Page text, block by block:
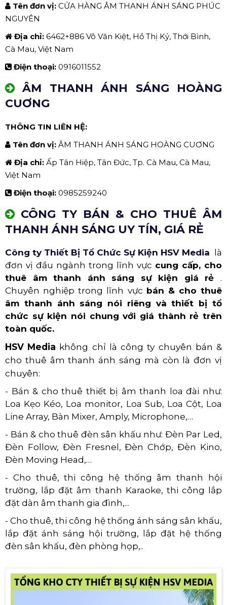
Tên đơn vị: CỬA HÀNG ÂM THANH ÁNH SÁNG PHÚC
NGUYÊN
Địa chỉ: 6462+886 Võ Văn Kiệt, Hồ Thị Kỷ, Thới Bình,
Cà Mau, Việt Nam
Điện thoại: 0916011552
ÂM THANH ÁNH SÁNG HOÀNG
CUƠNG
THÔNG TIN LIÊN HỆ:
Tên đơn vị: ÂM THANH ÁNH SÁNG HOÀNG CUƠNG
Địa chỉ: Ấp Tân Hiệp, Tân Đức, Tp. Cà Mau, Cà Mau,
Việt Nam
Điện thoại: 0985259240
CÔNG TY BÁN & CHO THUÊ ÂM
THANH ÁNH SÁNG UY TÍN, GIÁ RẺ
Công ty Thiết Bị Tổ Chức Sự Kiện HSV Media là
đơn vị đầu ngành trong lĩnh vực cung cấp, cho
thuê âm thanh ánh sáng sự kiện giá rẻ .
Chuyên nghiệp trong lĩnh vực bán & cho thuê
âm thanh ánh sáng nói riêng và thiết bị tổ
chức sự kiện nói chung với giá thành rẻ trên
toàn quốc.
HSV Media không chỉ là công ty chuyên bán &
cho thuê âm thanh ánh sáng mà còn là đơn vị
chuyên:
- Bán & cho thuê thiết bị âm thanh loa đài như:
Loa Kẹo Kéo, Loa monitor, Loa Sub, Loa Cột, Loa
Line Array, Bàn Mixer, Amply, Microphone,…
- Bán & cho thuê đèn sân khấu như: Đèn Par Led,
Đèn Follow, Đèn Fresnel, Đèn Chớp, Đèn Kino,
Đèn Moving Head,…
- Cho thuê, thi công hệ thống âm thanh hội
trường, lắp đặt âm thanh Karaoke, thi công lắp
đặt dàn âm thanh gia đình,...
- Cho thuê, thi công hệ thống ánh sáng sân khấu,
lắp đặt ánh sáng hội trường, lắp đặt hệ thống
đèn sân khấu, đèn phòng họp,..